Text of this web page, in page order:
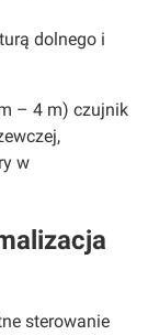
dolnego i
– 4 m) czujnik
w
sterowanie